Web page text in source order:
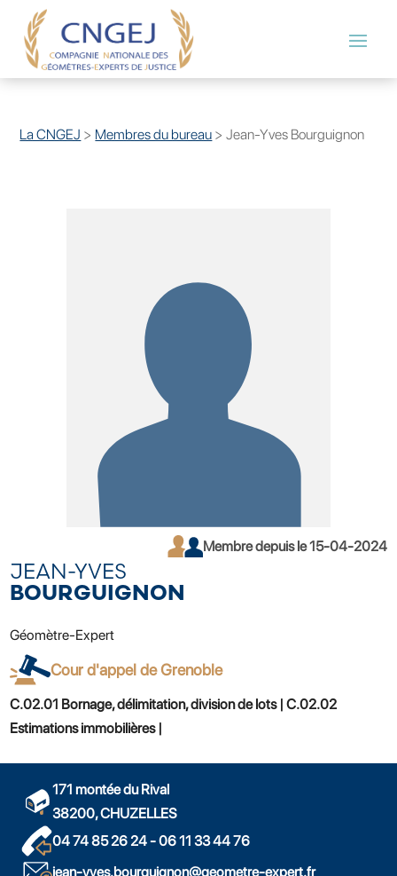
La CNGEJ > Membres du bureau >Jean-Yves Bourguignon
Membre depuis le 15-04-2024
JEAN-YVES
BOURGUIGNON
Géomètre-Expert
Cour d'appel de Grenoble
C.02.01 Bornage, délimitation, division de lots | C.02.02
Estimations immobilières |
171 montée du Rival
38200, CHUZELLES
04 74 85 26 24 - 06 11 33 44 76
jean-yves.bourguignon@geometre-expert.fr